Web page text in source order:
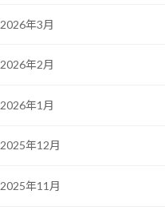
2026年3月
2026年2月
2026年1月
2025年12月
2025年11月